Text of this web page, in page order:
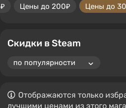
Цены до 200₽ Цены до
Скидки в Steam
Отображаются только
лучшими ценами из этого